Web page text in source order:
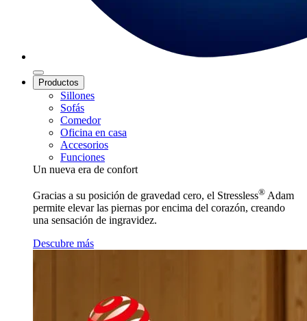
Productos
Sillones
Sofás
Comedor
Oficina en casa
Accesorios
Funciones
Un nueva era de confort
Gracias a su posición de gravedad cero, el Stressless® Adam
permite elevar las piernas por encima del corazón, creando
una sensación de ingravidez.
Descubre más